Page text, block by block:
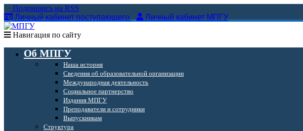
Подпишись на RSS
Личный кабинет поступающего
Личный кабинет МПГУ
Навигация по сайту
Об МПГУ
Наша история
Сведения об образовательной организации
Международная деятельность
Социальное партнерство
Издания МПГУ
Преподаватели и сотрудники
Выпускникам
Структура